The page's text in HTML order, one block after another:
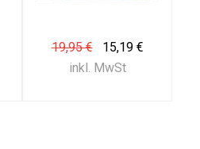
19,95 €
15,19 €
inkl. MwSt